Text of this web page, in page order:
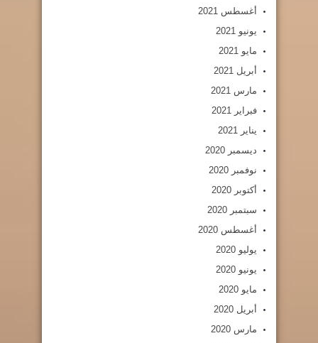
أغسطس 2021
يونيو 2021
مايو 2021
أبريل 2021
مارس 2021
فبراير 2021
يناير 2021
ديسمبر 2020
نوفمبر 2020
أكتوبر 2020
سبتمبر 2020
أغسطس 2020
يوليو 2020
يونيو 2020
مايو 2020
أبريل 2020
مارس 2020